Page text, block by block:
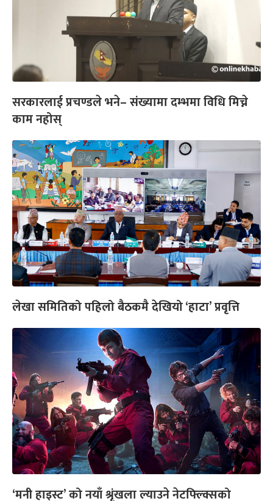
सरकारलाई प्रचण्डले भने– संख्यामा दम्भमा विधि मिच्ने
काम नहोस्
लेखा समितिको पहिलो बैठकमै देखियो ‘हाटा’ प्रवृत्ति
‘मनी हाइस्ट’ को नयाँ श्रृंखला ल्याउने नेटफ्ल्क्सिको